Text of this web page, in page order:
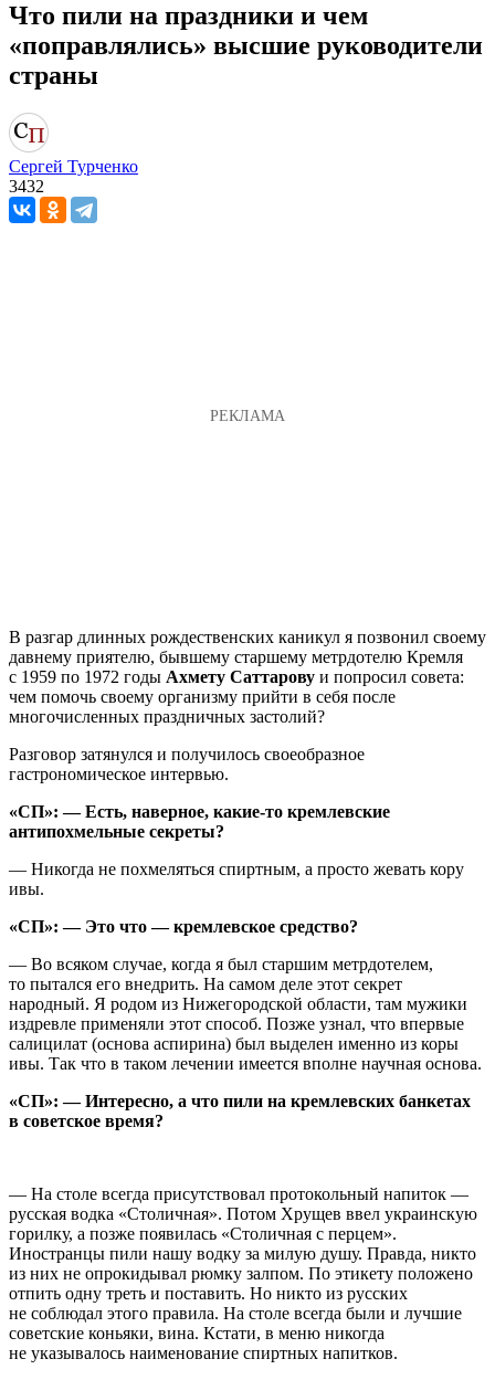
Что пили на праздники и чем
«поправлялись» высшие руководители
страны
Сергей Турченко
3432
В разгар длинных рождественских каникул я позвонил своему
давнему приятелю, бывшему старшему метрдотелю Кремля
с 1959 по 1972 годы Ахмету Саттарову и попросил совета:
чем помочь своему организму прийти в себя после
многочисленных праздничных застолий?
Разговор затянулся и получилось своеобразное
гастрономическое интервью.
«СП»: — Есть, наверное, какие-то кремлевские
антипохмельные секреты?
— Никогда не похмеляться спиртным, а просто жевать кору
ивы.
«СП»: — Это что — кремлевское средство?
— Во всяком случае, когда я был старшим метрдотелем,
то пытался его внедрить. На самом деле этот секрет
народный. Я родом из Нижегородской области, там мужики
издревле применяли этот способ. Позже узнал, что впервые
салицилат (основа аспирина) был выделен именно из коры
ивы. Так что в таком лечении имеется вполне научная основа.
«СП»: — Интересно, а что пили на кремлевских банкетах
в советское время?
— На столе всегда присутствовал протокольный напиток —
русская водка «Столичная». Потом Хрущев ввел украинскую
горилку, а позже появилась «Столичная с перцем».
Иностранцы пили нашу водку за милую душу. Правда, никто
из них не опрокидывал рюмку залпом. По этикету положено
отпить одну треть и поставить. Но никто из русских
не соблюдал этого правила. На столе всегда были и лучшие
советские коньяки, вина. Кстати, в меню никогда
не указывалось наименование спиртных напитков.